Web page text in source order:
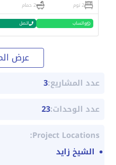
2 نوم 2 حمام
واتساب اتصل
عرض
عدد المشاريع:3
عدد الوحدات:23
Project Locations:
الشيخ زايد